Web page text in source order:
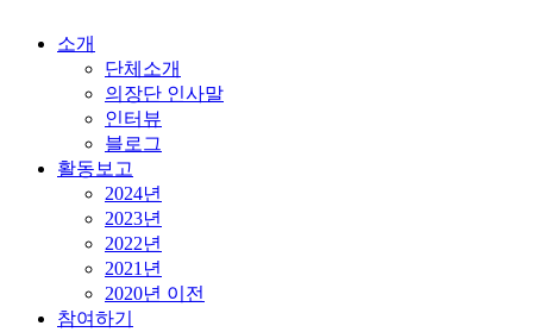
소개
단체소개
의장단 인사말
인터뷰
블로그
활동보고
2024년
2023년
2022년
2021년
2020년 이전
참여하기